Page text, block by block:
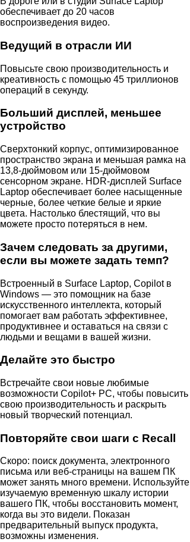
обеспечивает до 20 часов
воспроизведения видео.
Ведущий в отрасли ИИ
Повысьте свою производительность и
креативность с помощью 45 триллионов
операций в секунду.
Больший дисплей, меньшее
устройство
Сверхтонкий корпус, оптимизированное
пространство экрана и меньшая рамка на
13,8-дюймовом или 15-дюймовом
сенсорном экране. HDR-дисплей Surface
Laptop обеспечивает более насыщенные
черные, более четкие белые и яркие
цвета. Настолько блестящий, что вы
можете просто потеряться в нем.
Зачем следовать за другими,
если вы можете задать темп?
Встроенный в Surface Laptop, Copilot в
Windows — это помощник на базе
искусственного интеллекта, который
помогает вам работать эффективнее,
продуктивнее и оставаться на связи с
людьми и вещами в вашей жизни.
Делайте это быстро
Встречайте свои новые любимые
возможности Copilot+ PC, чтобы повысить
свою производительность и раскрыть
новый творческий потенциал.
Повторяйте свои шаги с Recall
Скоро: поиск документа, электронного
письма или веб-страницы на вашем ПК
может занять много времени. Используйте
изучаемую временную шкалу истории
вашего ПК, чтобы восстановить момент,
когда вы это видели. Показан
предварительный выпуск продукта,
возможны изменения.